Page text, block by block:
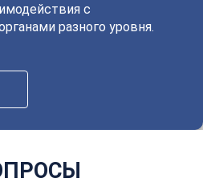
с
разного уровня.